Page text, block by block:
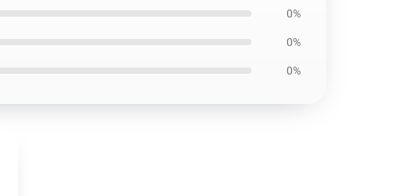
0%
0%
0%